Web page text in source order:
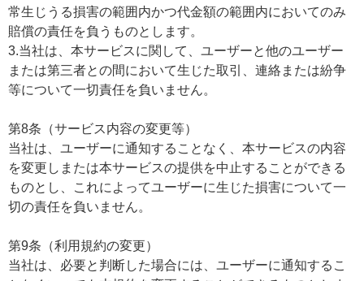
常生じうる損害の範囲内かつ代金額の範囲内においてのみ
賠償の責任を負うものとします。
3.当社は、本サービスに関して、ユーザーと他のユーザー
または第三者との間において生じた取引、連絡または紛争
等について一切責任を負いません。
第8条（サービス内容の変更等）
当社は、ユーザーに通知することなく、本サービスの内容
を変更しまたは本サービスの提供を中止することができる
ものとし、これによってユーザーに生じた損害について一
切の責任を負いません。
第9条（利用規約の変更）
当社は、必要と判断した場合には、ユーザーに通知するこ